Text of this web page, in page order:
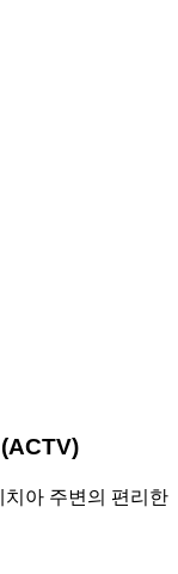
아 주변의 편리한